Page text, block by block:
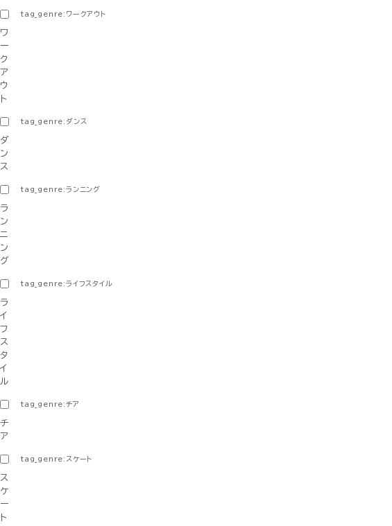
tag_genre:ワークアウト
ワ
ー
ク
ア
ウ
ト
tag_genre:ダンス
ダ
ン
ス
tag_genre:ランニング
ラ
ン
ニ
ン
グ
tag_genre:ライフスタイル
ラ
イ
フ
ス
タ
イ
ル
tag_genre:チア
チ
ア
tag_genre:スケート
ス
ケ
ー
ト